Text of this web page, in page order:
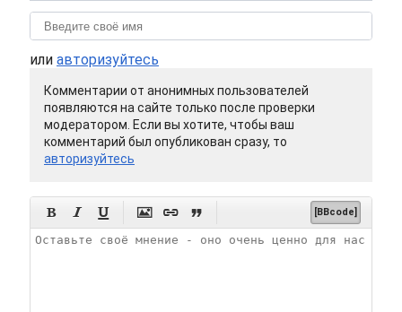
или авторизуйтесь
Комментарии от анонимных пользователей
появляются на сайте только после проверки
модератором. Если вы хотите, чтобы ваш
комментарий был опубликован сразу, то
авторизуйтесь
      [BBcode]